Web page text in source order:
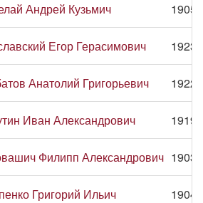
Андрей Кузьмич 1905
Егор Герасимович 1923
Анатолий Григорьевич 1922
Иван Александрович 1919
Филипп Александрович 1903
Григорий Ильич 1904